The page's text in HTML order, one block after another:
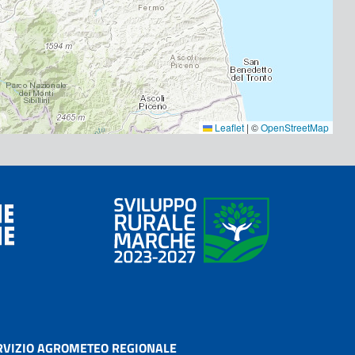
Leaflet | ©OpenStreetMap
AGROMETEO REGIONALE